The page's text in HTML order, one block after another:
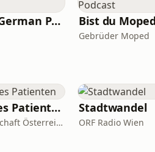
Austrian German Podcast
Gebrüder Moped
Im Ohr des Patienten
HNO Gesellschaft Österreich
Stadtwandel
ORF Radio Wien